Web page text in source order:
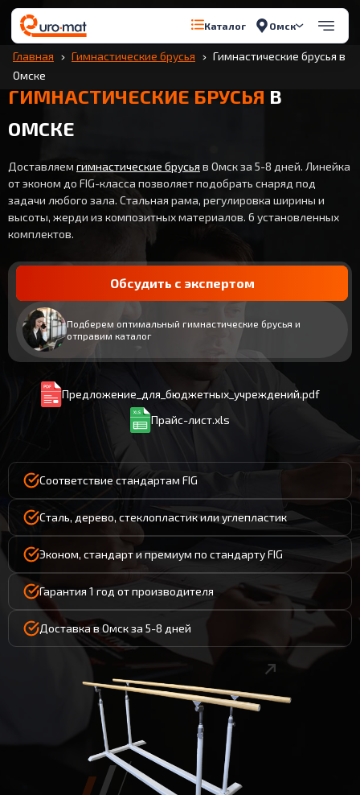
Каталог Омск
Главная Гимнастические брусья
Гимнастические брусья в
Омске
ГИМНАСТИЧЕСКИЕ БРУСЬЯ В
ОМСКЕ
Доставляем гимнастические брусья в Омск за 5-8 дней. Линейка
от эконом до FIG-класса позволяет подобрать снаряд под
задачи любого зала. Стальная рама, регулировка ширины и
высоты, жерди из композитных материалов. 6 установленных
комплектов.
Обсудить с экспертом
Подберем оптимальный гимнастические брусья и
отправим каталог
Предложение_для_бюджетных_учреждений.pdf
Прайс-лист.xls
Соответствие стандартам FIG
Сталь, дерево, стеклопластик или углепластик
Эконом, стандарт и премиум по стандарту FIG
Гарантия 1 год от производителя
Доставка в Омск за 5-8 дней